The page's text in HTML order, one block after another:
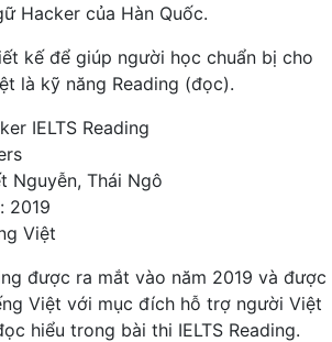
Hacker của Hàn Quốc.
kế để giúp người học chuẩn bị cho
là kỹ năng Reading (đọc).
IELTS Reading
Nguyễn, Thái Ngô
2019
Việt
được ra mắt vào năm 2019 và được
Việt với mục đích hỗ trợ người Việt
hiểu trong bài thi IELTS Reading.